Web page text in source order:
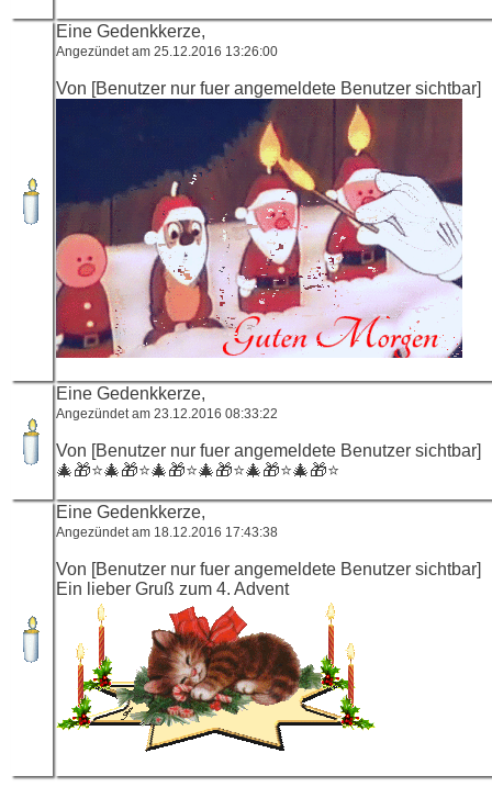
Eine Gedenkkerze,
Angezündet am 25.12.2016 13:26:00
Von [Benutzer nur fuer angemeldete Benutzer sichtbar]
Eine Gedenkkerze,
Angezündet am 23.12.2016 08:33:22
Von [Benutzer nur fuer angemeldete Benutzer sichtbar]
🎄🎁⭐️🎄🎁⭐️🎄🎁⭐️🎄🎁⭐️🎄🎁⭐️🎄🎁⭐️
Eine Gedenkkerze,
Angezündet am 18.12.2016 17:43:38
Von [Benutzer nur fuer angemeldete Benutzer sichtbar]
Ein lieber Gruß zum 4. Advent